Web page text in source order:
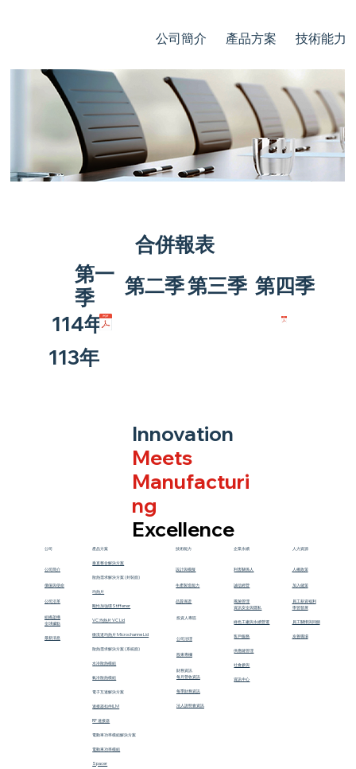
公司簡介 產品方案 技術能力
合併報表
第一
季
​第二季第三季 第四季
113年
114年
Innovation
Meets
Manufacturi
ng
Excellence
公司
公司簡介
價值與使命
公司沿革
組織架構
​全球據點
最新消息
產品方案
垂直整合解決方案
散熱需求解決方案 (封裝面)
均熱片
剛性加強環Stiffener
VC 均熱片 VC Lid
微流道均熱片 Microchanne Lid
散熱需求解決方案 (系統面)
水冷散熱模組
氣冷散熱模組
電子互連解決方案
連接器扣件ILM
RF 連接器
電動車功率模組解決方案
電動車功率模組
Spacer
技術能力
​品質保證
設計與模擬
生產製造能力
投資人專區
公司治理
股東專欄
財務資訊
每月營收資訊
每季財務資訊
法人說明會資訊
企業永續
利害關係人
誠信經營
風險管理
資訊安全與隱私
​綠色工廠與永續營運
客戶服務
供應鏈管理
社會參與
資訊中心
人力資源
人權政策
加入健策
員工薪資福利
學習發展
員工關懷與回饋
友善職場